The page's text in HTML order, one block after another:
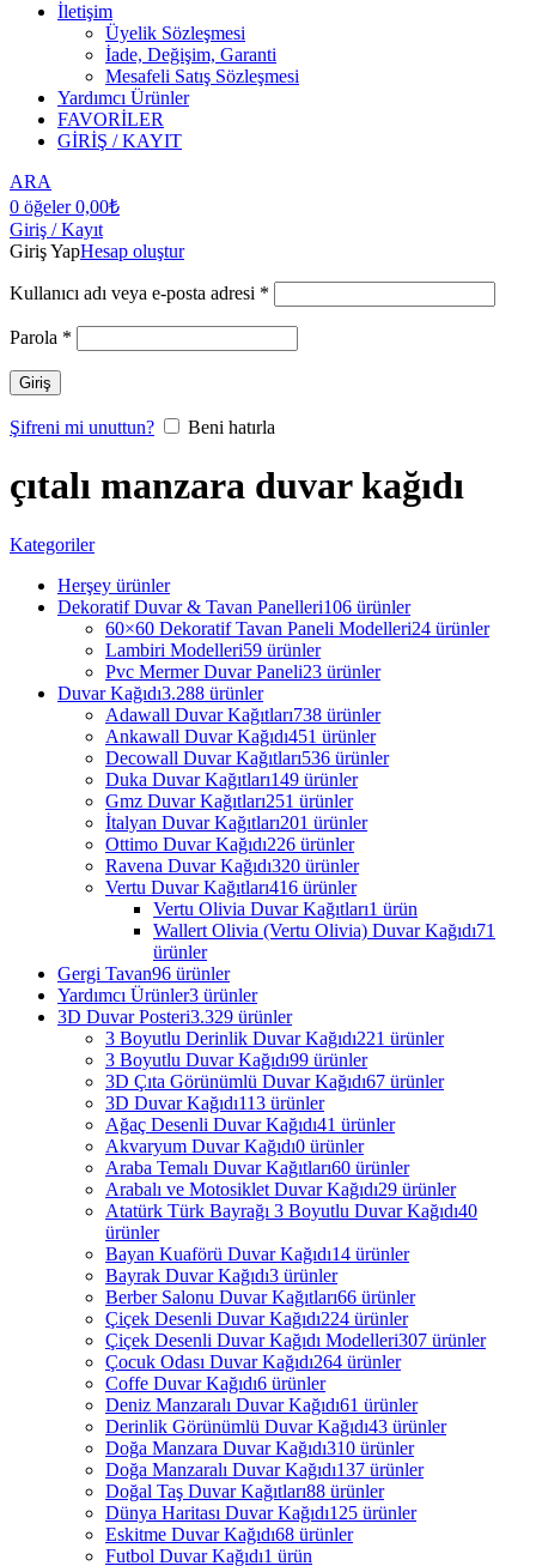
İletişim
Üyelik Sözleşmesi
İade, Değişim, Garanti
Mesafeli Satış Sözleşmesi
Yardımcı Ürünler
FAVORİLER
GİRİŞ / KAYIT
ARA
0 öğeler 0,00₺
Giriş / Kayıt
Giriş YapHesap oluştur
Kullanıcı adı veya e-posta adresi *
Parola *
Giriş
Şifreni mi unuttun? Beni hatırla
çıtalı manzara duvar kağıdı
Kategoriler
Herşey ürünler
Dekoratif Duvar & Tavan Panelleri106 ürünler
60×60 Dekoratif Tavan Paneli Modelleri24 ürünler
Lambiri Modelleri59 ürünler
Pvc Mermer Duvar Paneli23 ürünler
Duvar Kağıdı3.288 ürünler
Adawall Duvar Kağıtları738 ürünler
Ankawall Duvar Kağıdı451 ürünler
Decowall Duvar Kağıtları536 ürünler
Duka Duvar Kağıtları149 ürünler
Gmz Duvar Kağıtları251 ürünler
İtalyan Duvar Kağıtları201 ürünler
Ottimo Duvar Kağıdı226 ürünler
Ravena Duvar Kağıdı320 ürünler
Vertu Duvar Kağıtları416 ürünler
Vertu Olivia Duvar Kağıtları1 ürün
Wallert Olivia (Vertu Olivia) Duvar Kağıdı71
ürünler
Gergi Tavan96 ürünler
Yardımcı Ürünler3 ürünler
3D Duvar Posteri3.329 ürünler
3 Boyutlu Derinlik Duvar Kağıdı221 ürünler
3 Boyutlu Duvar Kağıdı99 ürünler
3D Çıta Görünümlü Duvar Kağıdı67 ürünler
3D Duvar Kağıdı113 ürünler
Ağaç Desenli Duvar Kağıdı41 ürünler
Akvaryum Duvar Kağıdı0 ürünler
Araba Temalı Duvar Kağıtları60 ürünler
Arabalı ve Motosiklet Duvar Kağıdı29 ürünler
Atatürk Türk Bayrağı 3 Boyutlu Duvar Kağıdı40
ürünler
Bayan Kuaförü Duvar Kağıdı14 ürünler
Bayrak Duvar Kağıdı3 ürünler
Berber Salonu Duvar Kağıtları66 ürünler
Çiçek Desenli Duvar Kağıdı224 ürünler
Çiçek Desenli Duvar Kağıdı Modelleri307 ürünler
Çocuk Odası Duvar Kağıdı264 ürünler
Coffe Duvar Kağıdı6 ürünler
Deniz Manzaralı Duvar Kağıdı61 ürünler
Derinlik Görünümlü Duvar Kağıdı43 ürünler
Doğa Manzara Duvar Kağıdı310 ürünler
Doğa Manzaralı Duvar Kağıdı137 ürünler
Doğal Taş Duvar Kağıtları88 ürünler
Dünya Haritası Duvar Kağıdı125 ürünler
Eskitme Duvar Kağıdı68 ürünler
Futbol Duvar Kağıdı1 ürün